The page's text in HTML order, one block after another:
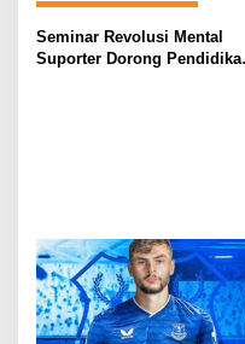
Seminar Revolusi Mental
Suporter Dorong